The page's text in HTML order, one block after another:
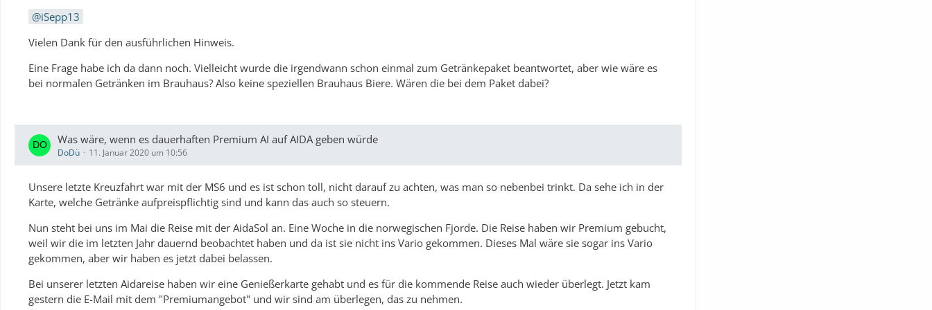
iSepp13
Vielen Dank für den ausführlichen Hinweis.
Eine Frage habe ich da dann noch. Vielleicht wurde die irgendwann schon einmal zum Getränkepaket beantwortet, aber wie wäre es
bei normalen Getränken im Brauhaus? Also keine speziellen Brauhaus Biere. Wären die bei dem Paket dabei?
Was wäre, wenn es dauerhaften Premium AI auf AIDA geben würde
DoDü 11. Januar 2020 um 10:56
Unsere letzte Kreuzfahrt war mit der MS6 und es ist schon toll, nicht darauf zu achten, was man so nebenbei trinkt. Da sehe ich in der
Karte, welche Getränke aufpreispflichtig sind und kann das auch so steuern.
Nun steht bei uns im Mai die Reise mit der AidaSol an. Eine Woche in die norwegischen Fjorde. Die Reise haben wir Premium gebucht,
weil wir die im letzten Jahr dauernd beobachtet haben und da ist sie nicht ins Vario gekommen. Dieses Mal wäre sie sogar ins Vario
gekommen, aber wir haben es jetzt dabei belassen.
Bei unserer letzten Aidareise haben wir eine Genießerkarte gehabt und es für die kommende Reise auch wieder überlegt. Jetzt kam
gestern die E-Mail mit dem "Premiumangebot" und wir sind am überlegen, das zu nehmen.